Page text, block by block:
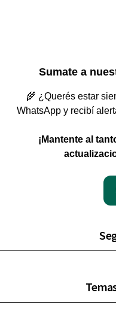
Sumate a
🌾 ¿Querés estar
WhatsApp y recibí
¡Mantente al